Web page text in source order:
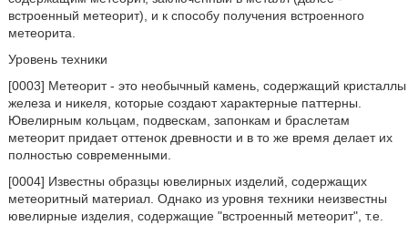
встроенный метеорит), и к способу получения встроенного
метеорита.
Уровень техники
[0003] Метеорит - это необычный камень, содержащий кристаллы
железа и никеля, которые создают характерные паттерны.
Ювелирным кольцам, подвескам, запонкам и браслетам
метеорит придает оттенок древности и в то же время делает их
полностью современными.
[0004] Известны образцы ювелирных изделий, содержащих
метеоритный материал. Однако из уровня техники неизвестны
ювелирные изделия, содержащие "встроенный метеорит", т.е.